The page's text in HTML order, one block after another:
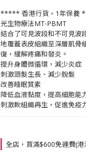
***** 香港行貨，1年保養
光生物療法MT-PBMT
結合了可見波段和不可見波
地覆蓋表皮組織至深層肌骨
復，緩解疼痛和發炎。
提升身體微循環，減少炎症
刺激頭髮生長、減少脫髮
改善睡眠質素
降低血液黏度，提高細胞能
刺激軟組織再生，促進免疫
全店，買滿$600免運費(港